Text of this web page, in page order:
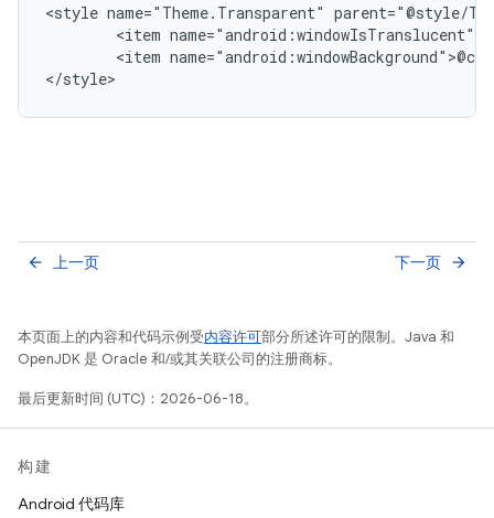
<style name="Theme.Transparent" parent="@style/
<item
<item
上一页
arrow_back 下一页 arrow_forward
本页面上的内容和代码示例受内容许可部分所述许可的限制。Java 和
OpenJDK 是 Oracle 和/或其关联公司的注册商标。
最后更新时间 (UTC)：2026-06-18。
构建
Android 代码库